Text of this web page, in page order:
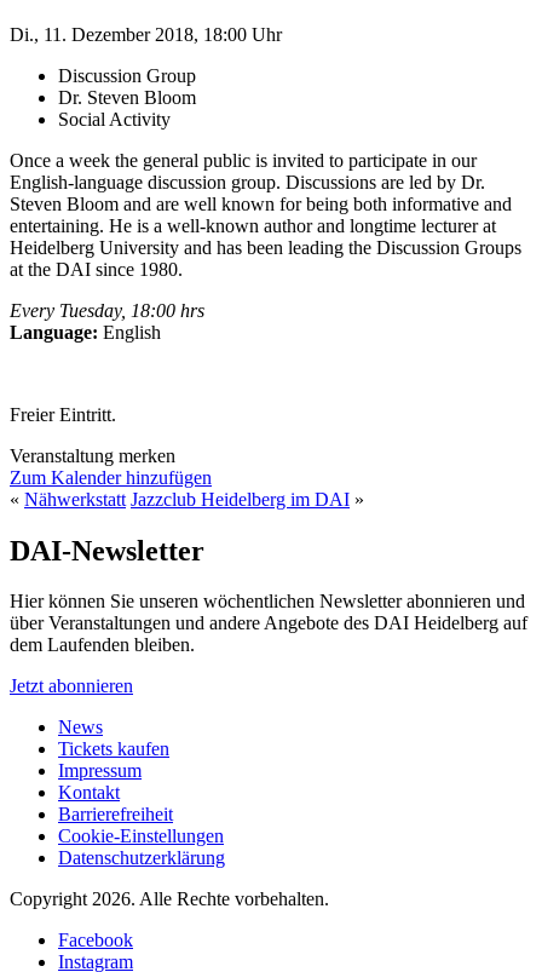
Di., 11. Dezember 2018, 18:00 Uhr
Discussion Group
Dr. Steven Bloom
Social Activity
Once a week the general public is invited to participate in our
English-language discussion group. Discussions are led by Dr.
Steven Bloom and are well known for being both informative and
entertaining. He is a well-known author and longtime lecturer at
Heidelberg University and has been leading the Discussion Groups
at the DAI since 1980.
Every Tuesday, 18:00 hrs
Language: English
Freier Eintritt.
Veranstaltung merken
Zum Kalender hinzufügen
« Nähwerkstatt Jazzclub Heidelberg im DAI »
DAI-Newsletter
Hier können Sie unseren wöchentlichen Newsletter abonnieren und
über Veranstaltungen und andere Angebote des DAI Heidelberg auf
dem Laufenden bleiben.
Jetzt abonnieren
News
Tickets kaufen
Impressum
Kontakt
Barrierefreiheit
Cookie-Einstellungen
Datenschutzerklärung
Copyright 2026. Alle Rechte vorbehalten.
Facebook
Instagram